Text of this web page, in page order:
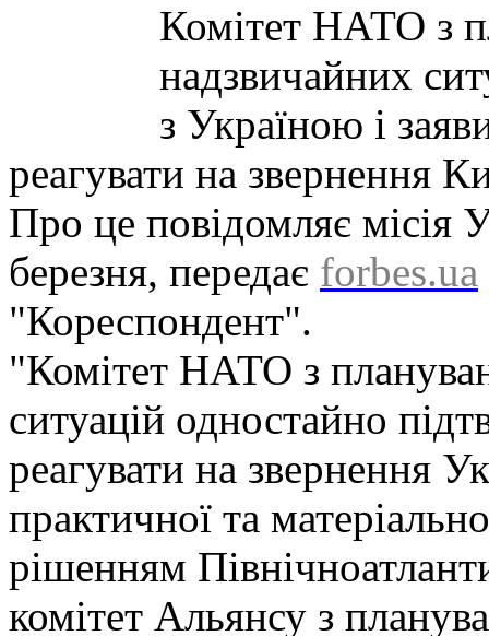
Комітет НАТО з
надзвичайних
з Україною і
реагувати на звернення
Про це повідомляє місія
березня, передає forbes.ua
"Кореспондент".
"Комітет НАТО з
ситуацій одностайно
реагувати на звернення
практичної та
рішенням
комітет Альянсу з